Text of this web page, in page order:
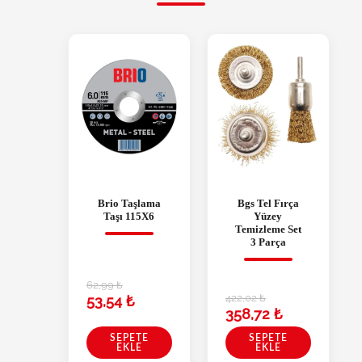
Brio Taşlama
Taşı 115X6
62,99₺
53,54₺
SEPETE
EKLE
Bgs Tel Fırça
Yüzey
Temizleme Set
3 Parça
422,02₺
358,72 ₺
SEPETE
EKLE